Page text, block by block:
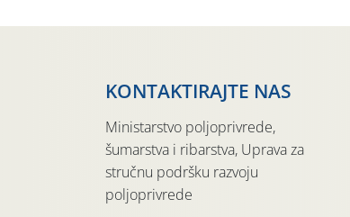
KONTAKTIRAJTE NAS
Ministarstvo poljoprivrede,
šumarstva i ribarstva, Uprava za
stručnu podršku razvoju
poljoprivrede